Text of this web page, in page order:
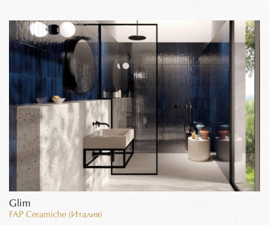
Glim
FAP Ceramiche (Италия)